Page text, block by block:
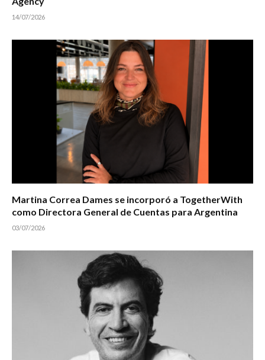
14/07/2026
Martina Correa Dames se incorporó a TogetherWith
como Directora General de Cuentas para Argentina
03/07/2026